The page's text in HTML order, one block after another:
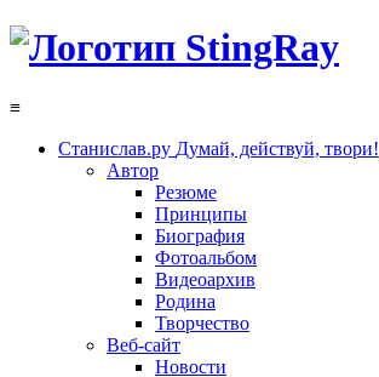
≡
Станислав.ру Думай, действуй, твори!
Автор
Резюме
Принципы
Биография
Фотоальбом
Видеоархив
Родина
Творчество
Веб-сайт
Новости